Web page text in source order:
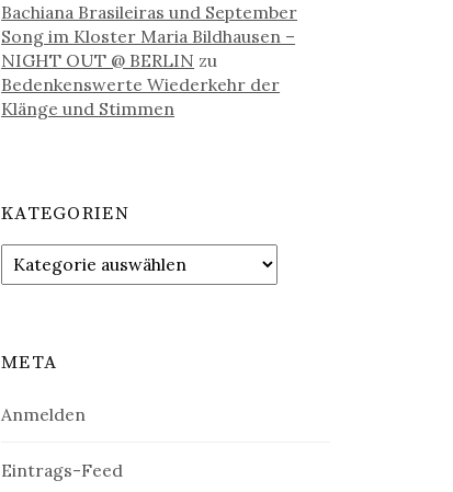
Bachiana Brasileiras und September
Song im Kloster Maria Bildhausen –
NIGHT OUT @ BERLIN zu
Bedenkenswerte Wiederkehr der
Klänge und Stimmen
KATEGORIEN
Kategorien
META
Anmelden
Eintrags-Feed